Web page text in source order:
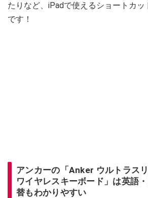
たりなど、iPadで使えるショートカッ
です！
アンカーの「Anker ウルトラス
ワイヤレスキーボード」は英語
替もわかりやすい